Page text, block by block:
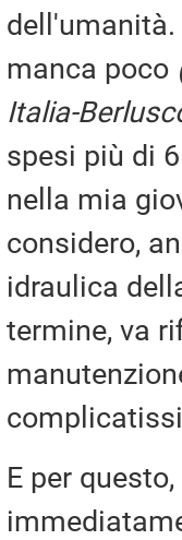
dell'umanità.
manca poco
Italia-
spesi più di
nella mia
considero,
idraulica
termine, va
E per